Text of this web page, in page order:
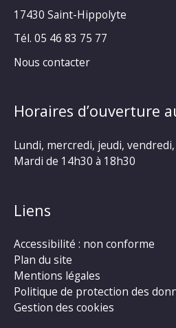
17430 Saint-Hippolyte
Tél. 05 46 83 75 77
Nous contacter
Horaires d’ouverture
Lundi, mercredi, jeudi,
Mardi de 14h30 à 18h30
Liens
Accessibilité : non conforme
Plan du site
Mentions légales
Politique de protection des
Gestion des cookies